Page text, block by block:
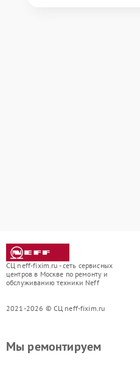
СЦ neff-fixim.ru - сеть сервисных
центров в Москве по ремонту и
обслуживанию техники Neff
2021-2026 © СЦ neff-fixim.ru
Мы ремонтируем